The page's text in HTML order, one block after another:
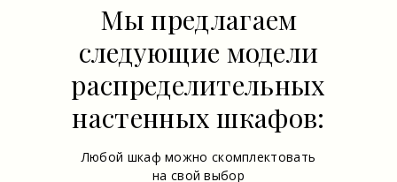
Мы предлагаем
следующие модели
распределительных
настенных шкафов:
Любой шкаф можно скомплектовать
на свой выбор